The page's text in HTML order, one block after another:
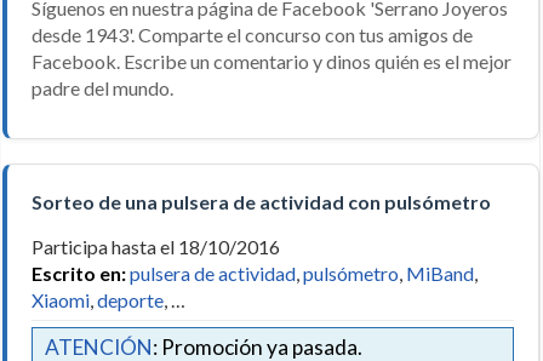
Síguenos en nuestra página de Facebook 'Serrano Joyeros
desde 1943'. Comparte el concurso con tus amigos de
Facebook. Escribe un comentario y dinos quién es el mejor
padre del mundo.
Sorteo de una pulsera de actividad con pulsómetro
Participa hasta el 18/10/2016
Escrito en:pulsera de actividad,pulsómetro, MiBand,
Xiaomi,deporte, …
ATENCIÓN: Promoción ya pasada.